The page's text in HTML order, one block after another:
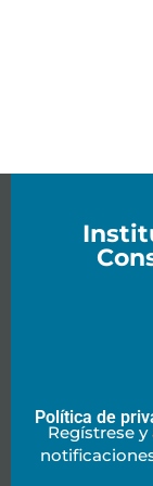
Política de
Regístrese